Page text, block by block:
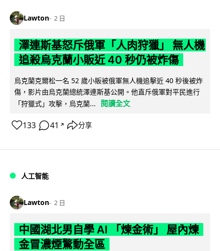
Lawton 2 日
澤連斯基怒斥俄軍「人肉狩獵」 無人機
追殺烏克蘭小販近 40 秒仍被炸傷
烏克蘭克爾松一名 52 歲小販被俄軍無人機追擊近 40 秒後被炸
傷，影片由烏克蘭總統澤連斯基公開。他直斥俄軍對平民進行
「狩獵式」攻擊，烏克蘭...
閱讀全文
133 41 ↗ 分享
人工智能
Lawton 2 日
中國湖北男自學 AI 「煉金術」 屋內煉
金冒濃煙驚動全區